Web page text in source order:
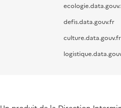
defis.data.gouv.fr
culture.data.gouv.fr